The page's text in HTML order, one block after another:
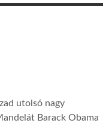
utolsó nagy
Barack Obama